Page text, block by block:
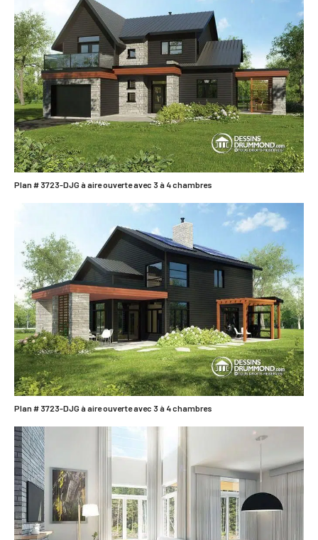
Plan # 3723-DJG à aire ouverte avec 3 à 4 chambres
Plan # 3723-DJG à aire ouverte avec 3 à 4 chambres